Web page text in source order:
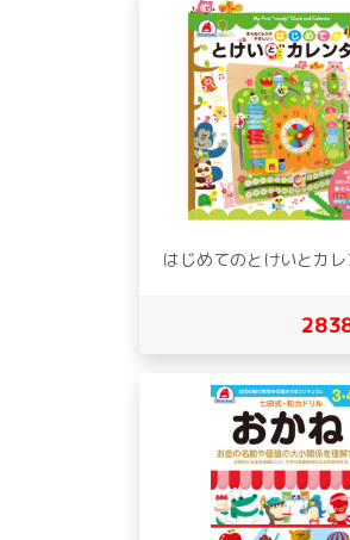
はじめてのとけいとカ